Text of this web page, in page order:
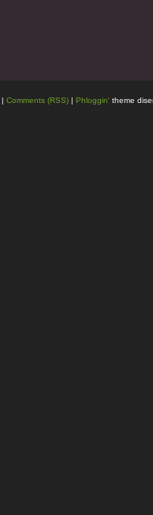
| Comments (RSS) | Phloggin' theme